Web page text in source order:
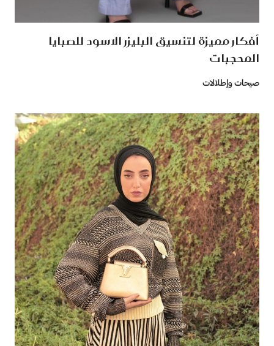
أفكار مميزة لتنسيق البليزر الاسود للصبايا
المحجبات
صيحات وإطلالات